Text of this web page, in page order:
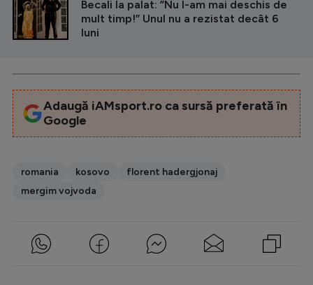
Becali la palat: ”Nu l-am mai deschis de
mult timp!” Unul nu a rezistat decât 6
luni
Adaugă iAMsport.ro ca sursă preferată în
Google
romania kosovo
florent hadergjonaj
mergim vojvoda